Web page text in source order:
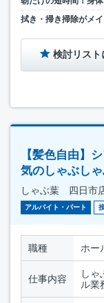
拭き・掃き掃除がメ
検討リスト
【髪色自由】
気のしゃぶし
しゃぶ葉 四日市
アルバイト・パート
職種 ホー
仕事内容
しゃ
ル業